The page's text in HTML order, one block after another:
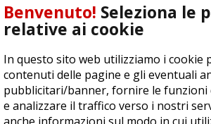
Benvenuto! Seleziona le
relative ai cookie
In questo sito web utilizziamo i cookie
contenuti delle pagine e gli eventuali
pubblicitari/banner, fornire le funzioni
e analizzare il traffico verso i nostri
ASD Let's Sport - Via T. Olivelli 3, 25014
04278030988
© Copyright 2015 | All Rights Reserved -